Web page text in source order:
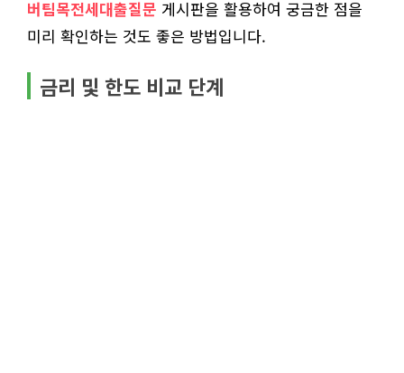
버팀목전세대출질문 게시판을 활용하여 궁금한 점을
미리 확인하는 것도 좋은 방법입니다.
금리 및 한도 비교 단계